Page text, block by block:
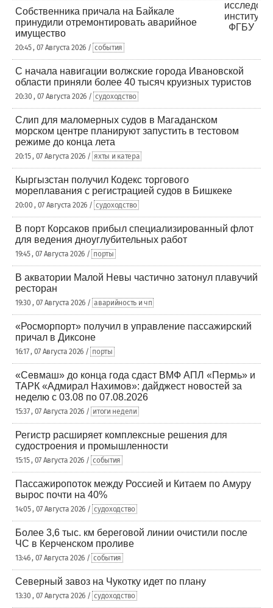
Собственника причала на Байкале
принудили отремонтировать аварийное
имущество
20:45 , 07 Августа 2026 / события
С начала навигации волжские города Ивановской
области приняли более 40 тысяч круизных туристов
20:30 , 07 Августа 2026 / судоходство
Слип для маломерных судов в Магаданском
морском центре планируют запустить в тестовом
режиме до конца лета
20:15 , 07 Августа 2026 / яхты и катера
Кыргызстан получил Кодекс торгового
мореплавания с регистрацией судов в Бишкеке
20:00 , 07 Августа 2026 / судоходство
В порт Корсаков прибыл специализированный флот
для ведения дноуглубительных работ
19:45 , 07 Августа 2026 / порты
В акватории Малой Невы частично затонул плавучий
ресторан
19:30 , 07 Августа 2026 / аварийность и чп
«Росморпорт» получил в управление пассажирский
причал в Диксоне
16:17 , 07 Августа 2026 / порты
«Севмаш» до конца года сдаст ВМФ АПЛ «Пермь» и
ТАРК «Адмирал Нахимов»: дайджест новостей за
неделю с 03.08 по 07.08.2026
15:37 , 07 Августа 2026 / итоги недели
Регистр расширяет комплексные решения для
судостроения и промышленности
15:15 , 07 Августа 2026 / события
Пассажиропоток между Россией и Китаем по Амуру
вырос почти на 40%
14:05 , 07 Августа 2026 / судоходство
Более 3,6 тыс. км береговой линии очистили после
ЧС в Керченском проливе
13:46 , 07 Августа 2026 / события
Северный завоз на Чукотку идет по плану
13:30 , 07 Августа 2026 / судоходство